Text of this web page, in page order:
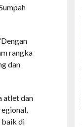
rangka
dan
atlet dan
baik di